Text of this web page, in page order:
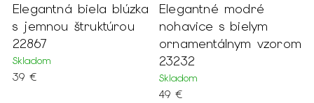
Elegantná biela blúzka
s jemnou štruktúrou
22867
Skladom
39 €
Elegantné modré
nohavice s bielym
ornamentálnym vzorom
23232
Skladom
49 €